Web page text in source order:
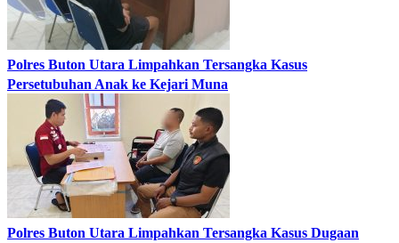
Polres Buton Utara Limpahkan Tersangka Kasus
Persetubuhan Anak ke Kejari Muna
Polres Buton Utara Limpahkan Tersangka Kasus Dugaan